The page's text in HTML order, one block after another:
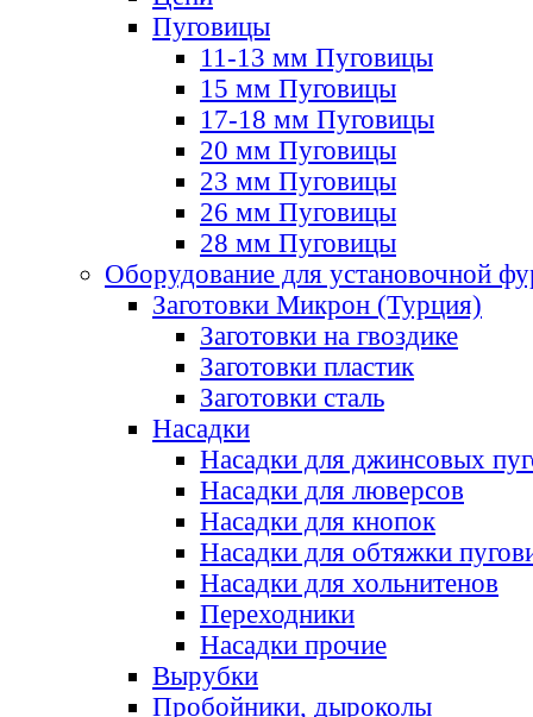
Пуговицы
11-13 мм Пуговицы
15 мм Пуговицы
17-18 мм Пуговицы
20 мм Пуговицы
23 мм Пуговицы
26 мм Пуговицы
28 мм Пуговицы
Оборудование для установочной
Заготовки Микрон (Турция)
Заготовки на гвоздике
Заготовки пластик
Заготовки сталь
Насадки
Насадки для джинсовых
Насадки для люверсов
Насадки для кнопок
Насадки для обтяжки
Насадки для хольнитенов
Переходники
Насадки прочие
Вырубки
Пробойники, дыроколы